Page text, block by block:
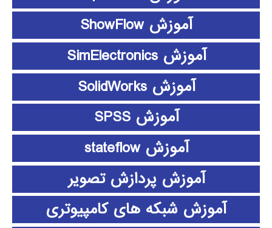
آموزش ShowFlow
آموزش SimElectronics
آموزش SolidWorks
آموزش SPSS
آموزش stateflow
آموزش پردازش تصویر
آموزش شبکه های کامپیوتری